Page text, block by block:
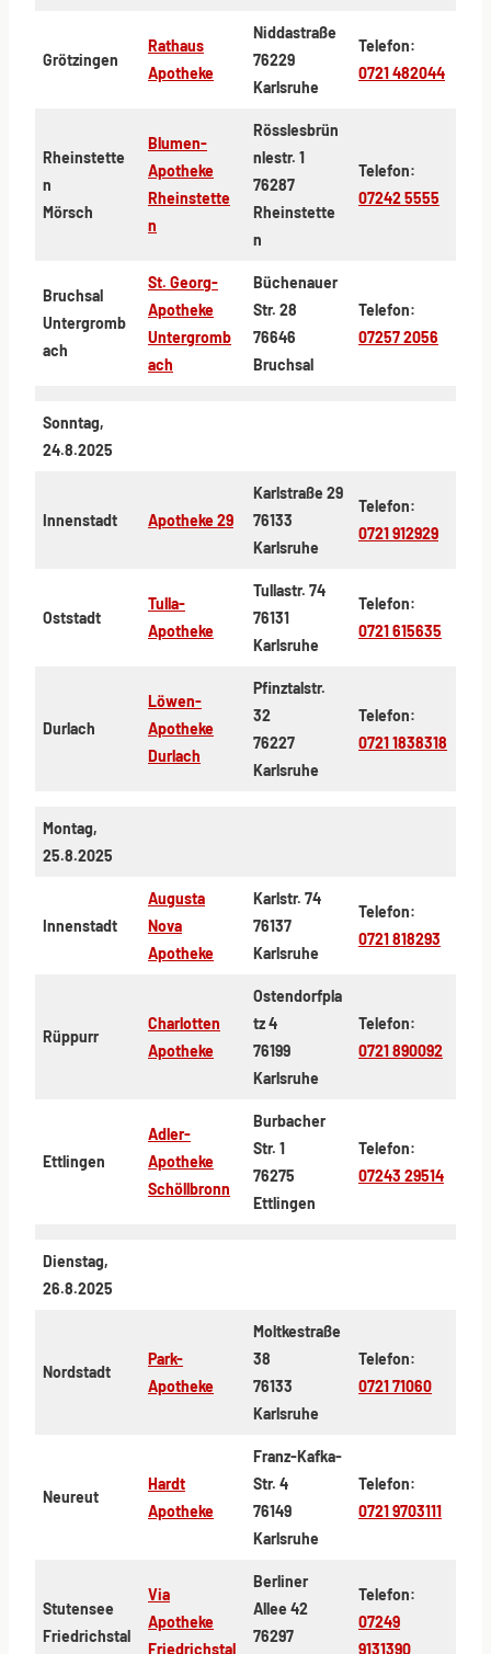
Grötzingen
Rathaus
Apotheke
Niddastraße
76229
Karlsruhe
Telefon:
0721 482044
Rheinstette
n
Mörsch
Blumen-
Apotheke
Rheinstette
n
Rösslesbrün
nlestr. 1
76287
Rheinstette
n
Telefon:
07242 5555
Bruchsal
Untergromb
ach
St. Georg-
Apotheke
Untergromb
ach
Büchenauer
Str. 28
76646
Bruchsal
Telefon:
07257 2056
Sonntag,
24.8.2025
Innenstadt Apotheke 29
Karlstraße 29
76133
Karlsruhe
Telefon:
0721 912929
Oststadt
Tulla-
Apotheke
Tullastr. 74
76131
Karlsruhe
Telefon:
0721 615635
Durlach
Löwen-
Apotheke
Durlach
Pfinztalstr.
32
76227
Karlsruhe
Telefon:
0721 1838318
Montag,
25.8.2025
Innenstadt
Augusta
Nova
Apotheke
Karlstr. 74
76137
Karlsruhe
Telefon:
0721 818293
Rüppurr
Charlotten
Apotheke
Ostendorfpla
tz 4
76199
Karlsruhe
Telefon:
0721 890092
Ettlingen
Adler-
Apotheke
Schöllbronn
Burbacher
Str. 1
76275
Ettlingen
Telefon:
07243 29514
Dienstag,
26.8.2025
Nordstadt
Park-
Apotheke
Moltkestraße
38
76133
Karlsruhe
Telefon:
0721 71060
Neureut
Hardt
Apotheke
Franz-Kafka-
Str. 4
76149
Karlsruhe
Telefon:
0721 9703111
Stutensee
Friedrichstal
Via
Apotheke
Friedrichstal
Berliner
Allee 42
76297
Telefon:
07249
9131390